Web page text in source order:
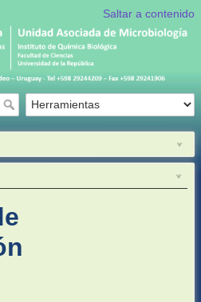
Saltar a contenido